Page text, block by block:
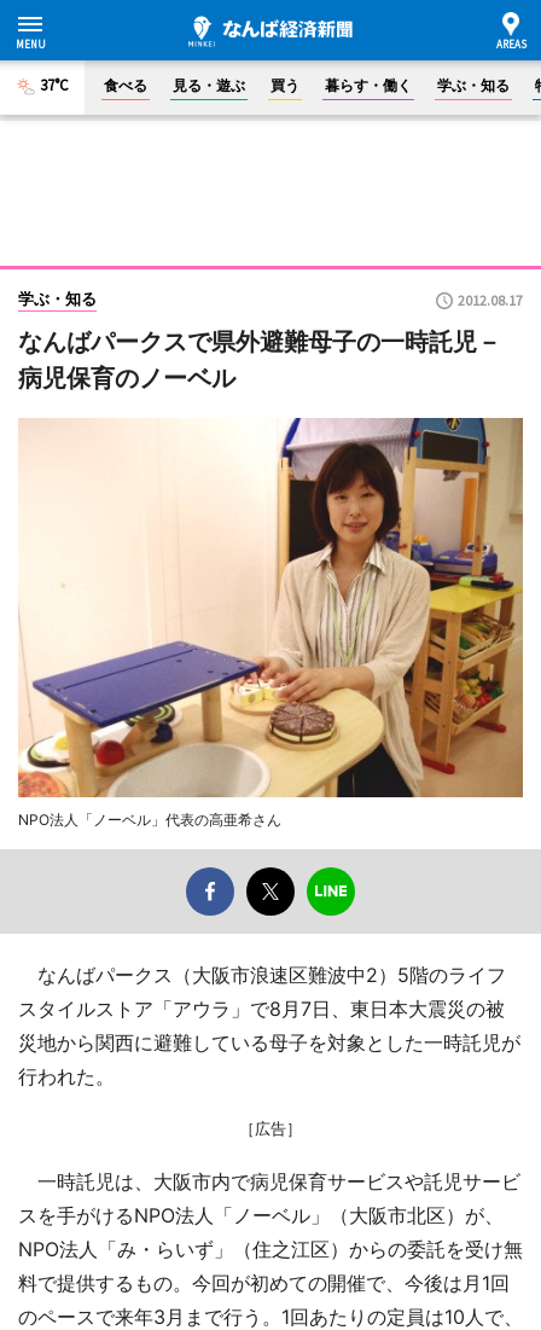
37°C 食べる 見る・遊ぶ 買う 暮らす・働く 学ぶ・知る
学ぶ・知る 2012.08.17
なんばパークスで県外避難母子の一時託児－
病児保育のノーベル
NPO法人「ノーベル」代表の高亜希さん
なんばパークス（大阪市浪速区難波中2）5階のライフ
スタイルストア「アウラ」で8月7日、東日本大震災の被
災地から関西に避難している母子を対象とした一時託児が
行われた。
［広告］
一時託児は、大阪市内で病児保育サービスや託児サービ
スを手がけるNPO法人「ノーベル」（大阪市北区）が、
NPO法人「み・らいず」（住之江区）からの委託を受け無
料で提供するもの。今回が初めての開催で、今後は月1回
のペースで来年3月まで行う。1回あたりの定員は10人で、